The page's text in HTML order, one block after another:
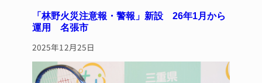
「林野火災注意報・警報」新設 26年1月から
運用 名張市
2025年12月25日